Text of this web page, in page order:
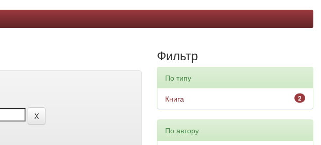
Фильтр
По типу
2
Книга
По автору